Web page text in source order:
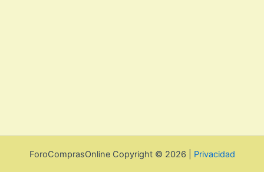
ForoComprasOnline Copyright © 2026 | Privacidad